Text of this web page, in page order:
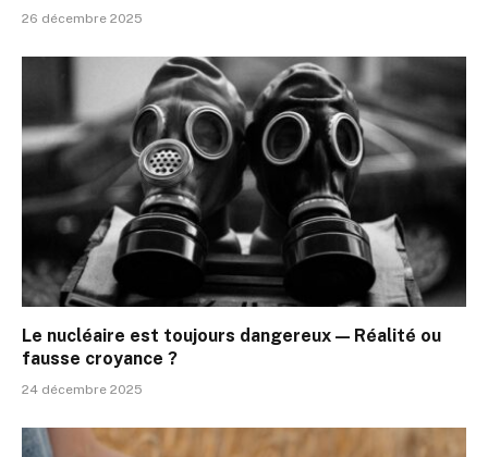
26 décembre 2025
Le nucléaire est toujours dangereux — Réalité ou
fausse croyance ?
24 décembre 2025